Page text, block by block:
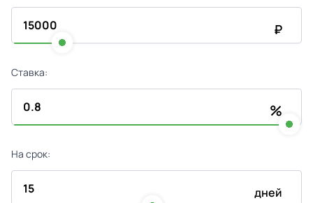
₽
Ставка:
%
На срок:
дней